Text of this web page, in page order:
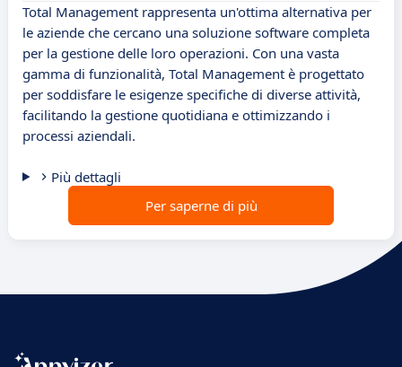
Total Management rappresenta un'ottima alternativa per
le aziende che cercano una soluzione software completa
per la gestione delle loro operazioni. Con una vasta
gamma di funzionalità, Total Management è progettato
per soddisfare le esigenze specifiche di diverse attività,
facilitando la gestione quotidiana e ottimizzando i
processi aziendali.
Più dettagli
Per saperne di più